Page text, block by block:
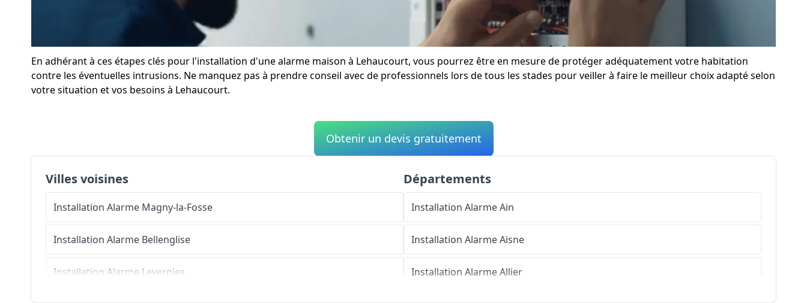
En adhérant à ces étapes clés pour l'installation d'une alarme maison à Lehaucourt, vous pourrez être en mesure de protéger adéquatement votre habitation
contre les éventuelles intrusions. Ne manquez pas à prendre conseil avec de professionnels lors de tous les stades pour veiller à faire le meilleur choix adapté selon
votre situation et vos besoins à Lehaucourt.
Obtenir un devis gratuitement
Villes voisines
Installation Alarme Magny-la-Fosse
Installation Alarme Bellenglise
Installation Alarme Levergies
Départements
Installation AlarmeAin
Installation AlarmeAisne
Installation AlarmeAllier